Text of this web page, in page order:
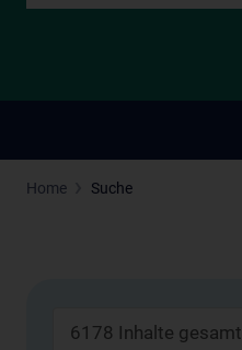
Home Suche
6178 Inhalte gesamt